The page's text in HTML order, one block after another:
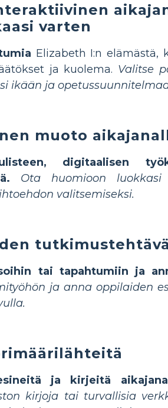
varten
Elizabeth I:n elämästä,
ja kuolema. Valitse
ikään ja
muoto
digitaalisen
Ota huomioon
valitsemiseksi.
tai tapahtumiin ja
ja anna oppilaiden
ja kirjeitä
kirjoja tai turvallisia